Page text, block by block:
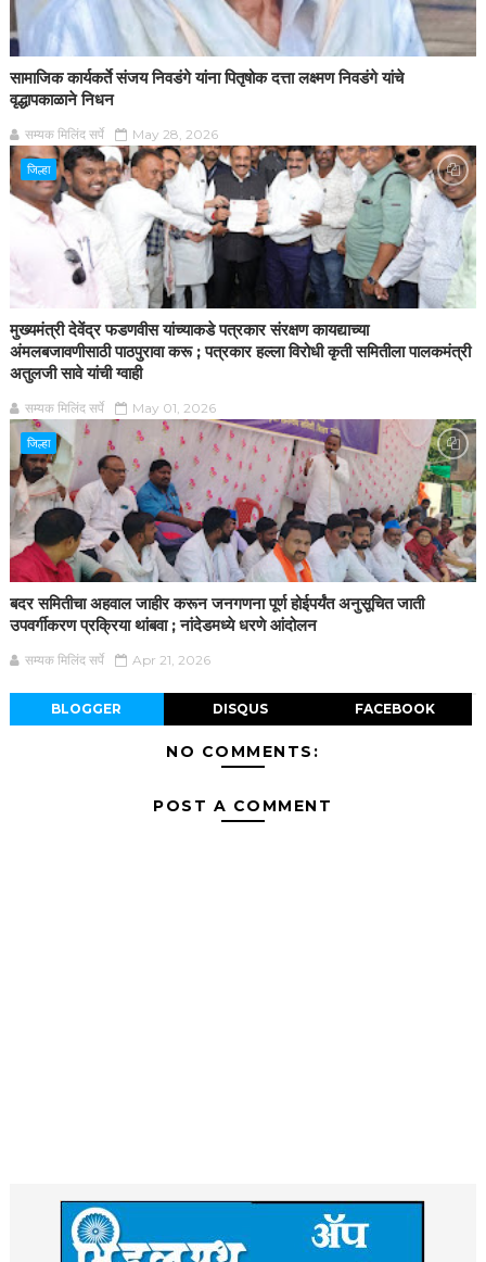
सामाजिक कार्यकर्ते संजय निवडंगे यांना पितृषोक दत्ता लक्ष्मण निवडंगे यांचे
वृद्धापकाळाने निधन
सम्यक मिलिंद सर्पे May 28, 2026
जिल्हा
मुख्यमंत्री देवेंद्र फडणवीस यांच्याकडे पत्रकार संरक्षण कायद्याच्या
अंमलबजावणीसाठी पाठपुरावा करू ; पत्रकार हल्ला विरोधी कृती समितीला पालकमंत्री
अतुलजी सावे यांची ग्वाही
सम्यक मिलिंद सर्पे May 01, 2026
जिल्हा
बदर समितीचा अहवाल जाहीर करून जनगणना पूर्ण होईपर्यंत अनुसूचित जाती
उपवर्गीकरण प्रक्रिया थांबवा ; नांदेडमध्ये धरणे आंदोलन
सम्यक मिलिंद सर्पे Apr 21, 2026
BLOGGER DISQUS FACEBOOK
NO COMMENTS:
POST A COMMENT